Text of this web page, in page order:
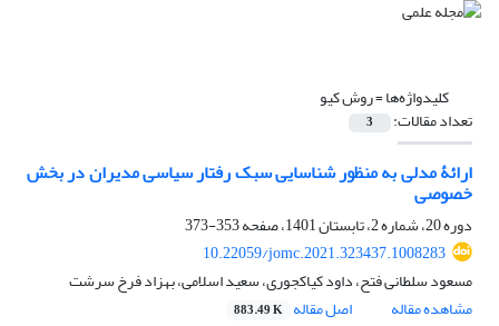
کلیدواژه‌ها =روش کیو
تعداد مقالات: 3
ارائۀ مدلی به منظور شناسایی سبک رفتار سیاسی مدیران در بخش
خصوصی
دوره 20، شماره 2، تابستان 1401، صفحه
353-373
10.22059/jomc.2021.323437.1008283
مسعود سلطانی فتح، داود کیاکجوری، سعید اسلامی، بهزاد فرخ سرشت
مشاهده مقاله
اصل مقاله 883.49 K